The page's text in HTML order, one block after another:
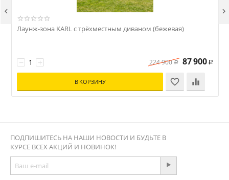
Лаунж-зона KARL с трёхместным диваном (бежевая)
+
− 224 900 Р 87 900 Р
В КОРЗИНУ
 
ПОДПИШИТЕСЬ НА НАШИ НОВОСТИ И БУДЬТЕ В
КУРСЕ ВСЕХ АКЦИЙ И НОВИНОК!